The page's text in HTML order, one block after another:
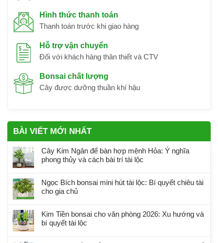
Hình thức thanh toán
Thanh toán trước khi giao hàng
Hỗ trợ vận chuyển
Đối với khách hàng thân thiết và CTV
Bonsai chất lượng
Cây được dưỡng thuần khí hậu
BÀI VIẾT MỚI NHẤT
Cây Kim Ngân để bàn hợp mệnh Hỏa: Ý nghĩa
phong thủy và cách bài trí tài lộc
Ngọc Bích bonsai mini hút tài lộc: Bí quyết chiêu tài
cho gia chủ
Kim Tiền bonsai cho văn phòng 2026: Xu hướng và
bí quyết tài lộc